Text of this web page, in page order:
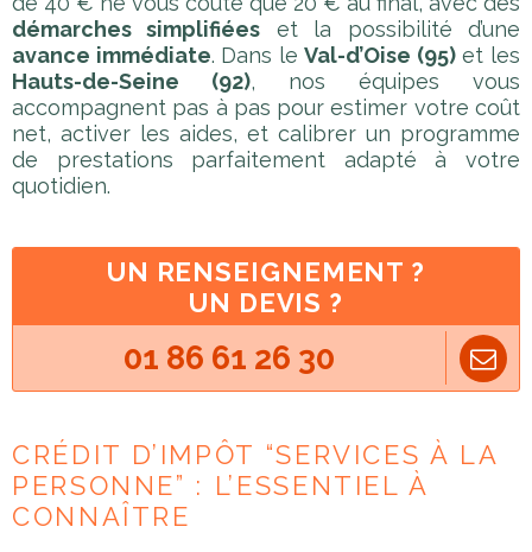
démarches simplifiées et la possibilité d’une
avance immédiate. Dans leVal-d’Oise (95)et les
Hauts-de-Seine (92), nos équipes vous
accompagnent pas à pas pour estimer votre coût
net, activer les aides, et calibrer un programme
de prestations parfaitement adapté à votre
quotidien.
UN RENSEIGNEMENT ?
UN DEVIS ?
01 86 61 26 30
CRÉDIT D’IMPÔT “SERVICES À LA
PERSONNE” : L’ESSENTIEL À
CONNAÎTRE